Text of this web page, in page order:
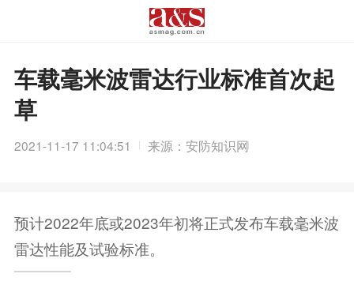
车载毫米波雷达行业标准首次起
草
2021-11-17 11:04:51 来源：安防知识网
预计2022年底或2023年初将正式发布车载毫米波
雷达性能及试验标准。